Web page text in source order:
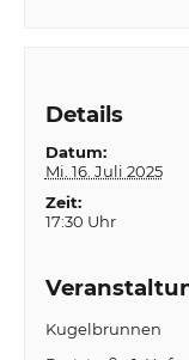
Details
Datum:
Mi. 16. Juli 2025
Zeit:
17:30 Uhr
Kugelbrunnen